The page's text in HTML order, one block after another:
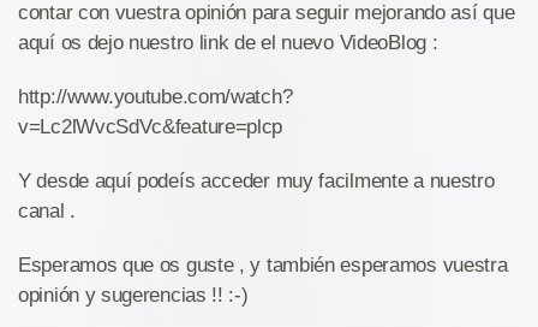
contar con vuestra opinión para seguir mejorando así que
aquí os dejo nuestro link de el nuevo VideoBlog :
http://www.youtube.com/watch?
v=Lc2lWvcSdVc&feature=plcp
Y desde aquí podeís acceder muy facilmente a nuestro
canal .
Esperamos que os guste , y también esperamos vuestra
opinión y sugerencias !! :-)